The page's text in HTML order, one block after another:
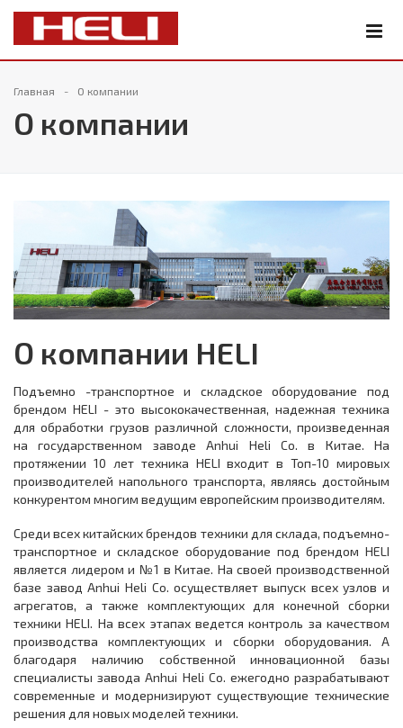
Главная О компании
О компании
О компании HELI
Подъемно -транспортное и складское оборудование под
брендом HELI - это высококачественная, надежная техника
для обработки грузов различной сложности, произведенная
на государственном заводе Anhui Heli Co. в Китае. На
протяжении 10 лет техника HELI входит в Топ-10 мировых
производителей напольного транспорта, являясь достойным
конкурентом многим ведущим европейским производителям.
Среди всех китайских брендов техники для склада, подъемно-
транспортное и складское оборудование под брендом HELI
является лидером и №1 в Китае. На своей производственной
базе завод Anhui Heli Co. осуществляет выпуск всех узлов и
агрегатов, а также комплектующих для конечной сборки
техники HELI. На всех этапах ведется контроль за качеством
производства комплектующих и сборки оборудования. А
благодаря наличию собственной инновационной базы
специалисты завода Anhui Heli Co. ежегодно разрабатывают
современные и модернизируют существующие технические
решения для новых моделей техники.